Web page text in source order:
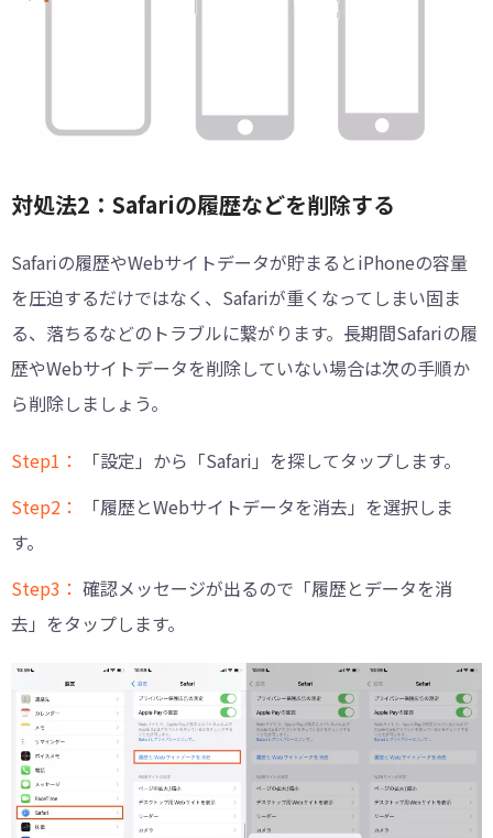
対処法2：Safariの履歴などを削除する
Safariの履歴やWebサイトデータが貯まるとiPhoneの容量
を圧迫するだけではなく、Safariが重くなってしまい固ま
る、落ちるなどのトラブルに繋がります。長期間Safariの履
歴やWebサイトデータを削除していない場合は次の手順か
ら削除しましょう。
Step1：
「設定」から「Safari」を探してタップします。
Step2：
「履歴とWebサイトデータを消去」を選択しま
す。
Step3： 確認メッセージが出るので「履歴とデータを消
去」をタップします。